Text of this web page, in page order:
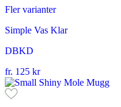
Fler varianter
Simple Vas Klar
DBKD
fr. 125 kr